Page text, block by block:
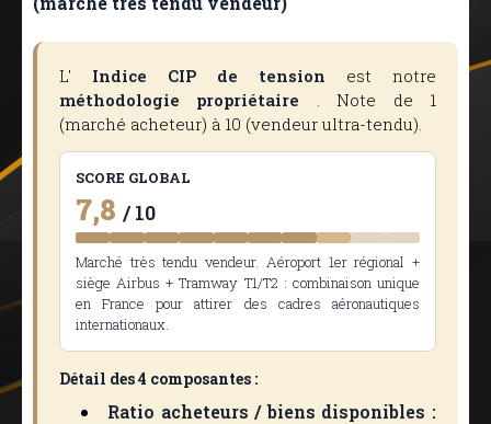
L' Indice CIP de tension est notre
méthodologie propriétaire . Note de 1
(marché acheteur) à 10 (vendeur ultra-tendu).
SCORE GLOBAL
7,8 / 10
Marché très tendu vendeur. Aéroport 1er régional +
siège Airbus + Tramway T1/T2 : combinaison unique
en France pour attirer des cadres aéronautiques
internationaux.
Détail des 4 composantes :
Ratio acheteurs / biens disponibles :